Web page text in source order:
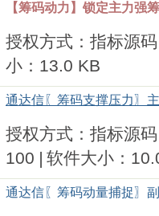
【筹码动力】锁定主力强
授权方式：指标源码
小：13.0 KB
通达信〖筹码支撑压力〗
授权方式：指标源码
100 | 软件大小：
通达信〖筹码动量捕捉〗